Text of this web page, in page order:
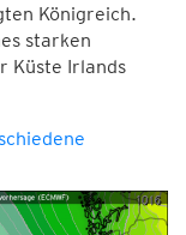
Königreich.
starken
Küste Irlands